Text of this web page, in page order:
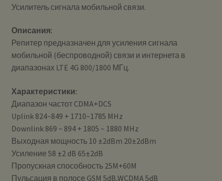
Усилитель сигнала мобильной связи.
Описания:
Репитер предназначен для усиления сигнала
мобильной (беспроводной) связи и интернета в
диапазонах LTE 4G 800/1800 МГц.
Характеристики:
Диапазон частот CDMA+DCS
Uplink 824~849 + 1710~1785 MHz
Downlink 869 ~ 894 + 1805 ~ 1880 MHz
Выходная мощность 10 ±2dBm 20±2dBm
Усиление 58 ±2 dB 65±2dB
Пропускная способность 25M+60M
Пульсация в полосе GSM 5dB,WCDMA 5dB